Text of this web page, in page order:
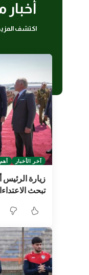
اكتشف
آخر الأخبار
زيارة
تبحث